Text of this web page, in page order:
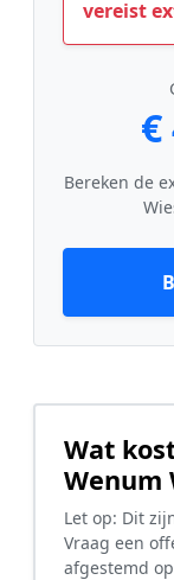
vereist
€
Bereken de
Wat
Wenum
Let op: Dit
Vraag een
afgestemd